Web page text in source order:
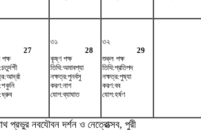
27
৩১
28
কৃষ্ণ পক্ষ
তিথি:অমাবশ্যা
নক্ষত্র:পুনর্বসু
করণ:নাগ
যোগ:ব্যাঘাত
৩২
29
শুক্ল পক্ষ
তিথি:প্রতিপদ
নক্ষত্র:পুষ্যা
করণ:বব
যোগ:হর্ষণ
প্রভুর নবযৌবন দর্শন ও নেত্রোত্সব, পুরী